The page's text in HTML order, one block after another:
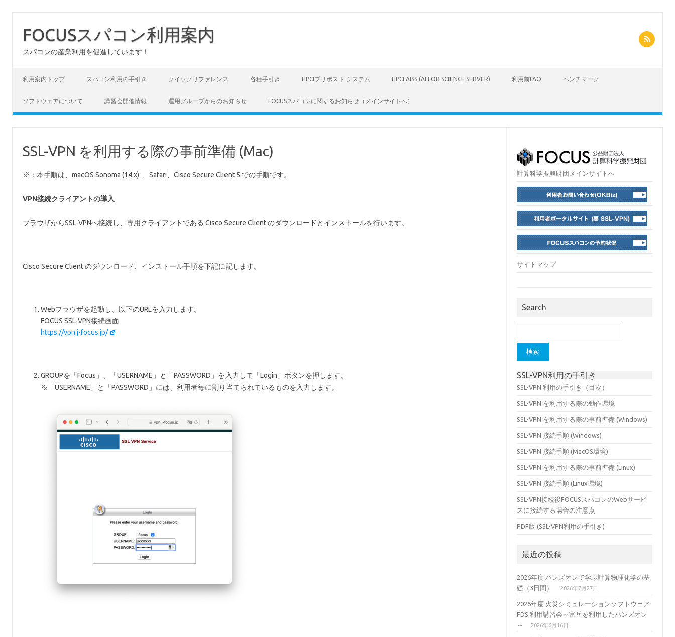
FOCUSスパコン利用案内
スパコンの産業利用を促進しています！
利用案内トップ スパコン利用の手引き クイックリファレンス 各種手引き HPCIプリポスト システム HPCI AISS (AI FOR SCIENCE SERVER) 利用前FAQ ベンチマーク
ソフトウェアについて 講習会開催情報 運用グループからのお知らせ FOCUSスパコンに関するお知らせ（メインサイトへ）
SSL-VPN を利用する際の事前準備 (Mac)
※：本手順は、macOS Sonoma (14.x) 、Safari、Cisco Secure Client 5 での手順です。
VPN接続クライアントの導入
ブラウザからSSL-VPNへ接続し、専用クライアントである Cisco Secure Client のダウンロードとインストールを行います。
Cisco Secure Client のダウンロード、インストール手順を下記に記します。
Webブラウザを起動し、以下のURLを入力します。
FOCUS SSL-VPN接続画面
https://vpn.j-focus.jp/
GROUPを「Focus」、「USERNAME」と「PASSWORD」を入力して「Login」ボタンを押します。
※「USERNAME」と「PASSWORD」には、利用者毎に割り当てられているものを入力します。
計算科学振興財団メインサイトへ
サイトマップ
Search
索:
SSL-VPN利用の手引き
SSL-VPN 利用の手引き（目次）
SSL-VPN を利用する際の動作環境
SSL-VPN を利用する際の事前準備 (Windows)
SSL-VPN 接続手順 (Windows)
SSL-VPN 接続手順 (MacOS環境)
SSL-VPN を利用する際の事前準備 (Linux)
SSL-VPN 接続手順 (Linux環境)
SSL-VPN接続後FOCUSスパコンのWebサービ
スに接続する場合の注意点
PDF版 (SSL-VPN利用の手引き)
最近の投稿
2026年度 ハンズオンで学ぶ計算物理化学の基
礎（3日間）
2026年7月27日
2026年度 火災シミュレーションソフトウェア
FDS 利用講習会～富岳を利用したハンズオン
～
2026年6月16日